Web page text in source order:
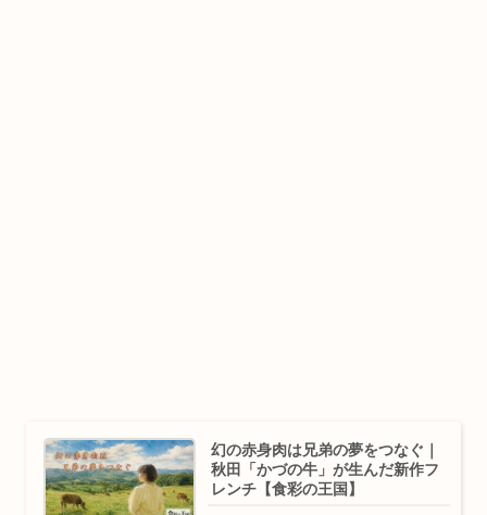
幻の赤身肉は兄弟の夢をつなぐ｜
秋田「かづの牛」が生んだ新作フ
レンチ【食彩の王国】